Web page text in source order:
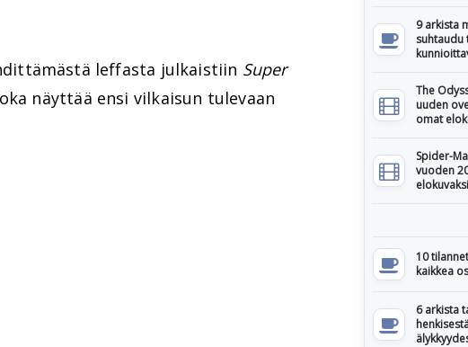
leffasta julkaistiin Super
näyttää ensi vilkaisun tulevaan
9 arkista
suhtaudu
The
uuden
omat
Spider-
vuoden
10
kaikkea
6 arkista